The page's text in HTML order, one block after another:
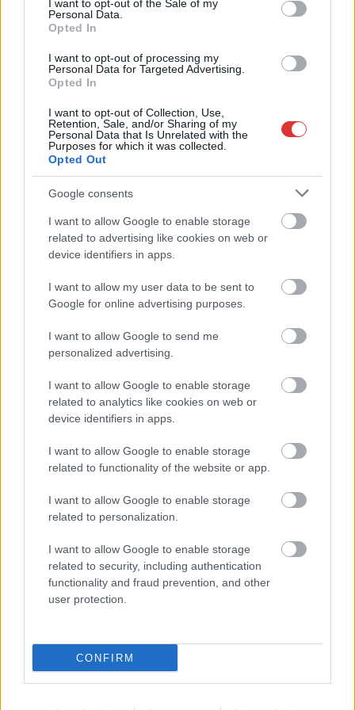
I want to opt-out of the Sale of my
Personal Data.
Opted In
I want to opt-out of processing my
Personal Data for Targeted Advertising.
Opted In
I want to opt-out of Collection, Use,
Retention, Sale, and/or Sharing of my
Personal Data that Is Unrelated with the
Purposes for which it was collected.
Opted Out
Google consents
I want to allow Google to enable storage
related to advertising like cookies on web or
device identifiers in apps.
I want to allow my user data to be sent to
Google for online advertising purposes.
I want to allow Google to send me
personalized advertising.
I want to allow Google to enable storage
related to analytics like cookies on web or
device identifiers in apps.
I want to allow Google to enable storage
related to functionality of the website or app.
I want to allow Google to enable storage
related to personalization.
I want to allow Google to enable storage
related to security, including authentication
functionality and fraud prevention, and other
user protection.
CONFIRM
Adja meg keresztnevét:
Adja
meg e-mail címét:
Nem szeretne lemaradni semmiről? Csak egy kattintás, és hírlevelünk a
legfrissebb információkkal és exkluzív tartalmakkal hétről hétre
számoltak be a szolnoki börtönből
Váratlan fennakadás borította fel a Szolnok–Kecskemét
A polgármester a szolnoki cégekhez fordult: több száz
Egyszer fent, egyszer lent, így festett a Duna a két évvel
ugyanazokból a szögekből
Ilyenek eddig a tapasztalatok a vendégektől – a hőhullám
miatt ingyenes a strandolás Szolnokon
megint visszatér a forróság, újra rekkenő hőség jön, akár 38